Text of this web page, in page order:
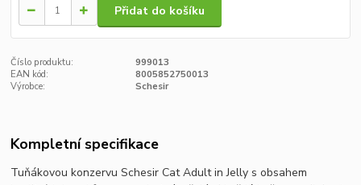
Přidat do košíku
Číslo produktu:
999013
EAN kód:
8005852750013
Výrobce:
Schesir
Kompletní specifikace
Tuňákovou konzervu Schesir Cat Adult in Jelly s obsahem